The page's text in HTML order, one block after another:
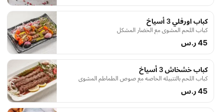
كباب اورفلي 3 أسياخ
كباب اللحم المشوى مع الخضار المشكل
45 ر.س
كباب خشخاش 3 أسياخ
كباب اللحم بالتتبيله الخاصه مع صوص الطماطم المشوى
45 ر.س